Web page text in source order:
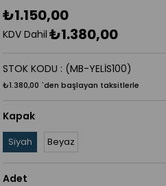
₺1.150,00
KDV Dahil ₺1.380,00
(MB-YELİS100)
STOK KODU
₺1.380,00 `den başlayan taksitlerle
Kapak
Siyah Beyaz
Adet